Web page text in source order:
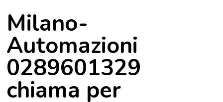
Milano-
Automazioni
0289601329
chiama per